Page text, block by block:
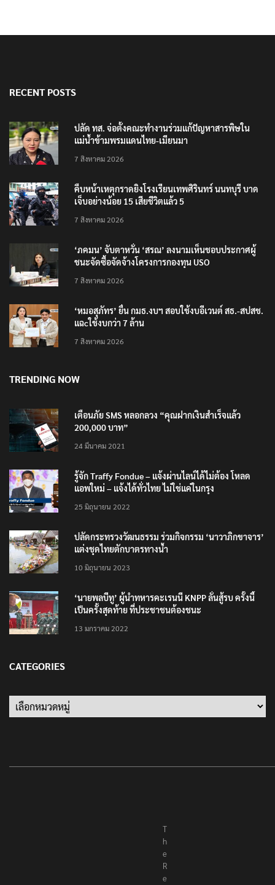
RECENT POSTS
ปลัด ทส. จ่อตั้งคณะทำงานร่วมแก้ปัญหาสารพิษใน
แม่น้ำข้ามพรมแดนไทย-เมียนมา
7 สิงหาคม 2026
คืบหน้าเหตุกราดยิงโรงเรียนเทพศิรินทร์ นนทบุรี บาด
เจ็บอย่างน้อย 15 เสียชีวิตแล้ว 5
7 สิงหาคม 2026
‘ภคมน’ จับตาหวั่น ‘สรณ’ ลงนามเห็นชอบประกาศผู้
ชนะจัดซื้อจัดจ้างโครงการกองทุน USO
7 สิงหาคม 2026
‘หมอสุภัทร’ ยื่น กมธ.งบฯ สอบใช้งบอีเวนต์ สธ.-สปสช.
แฉcใช้งบกว่า 7 ล้าน
7 สิงหาคม 2026
TRENDING NOW
เตือนภัย SMS หลอกลวง “คุณฝากเงินสำเร็จแล้ว
200,000 บาท”
24 มีนาคม 2021
รู้จัก Traffy Fondue – แจ้งผ่านไลน์ได้ไม่ต้อง โหลด
แอพใหม่ – แจ้งได้ทั่วไทย ไม่ใช่แค่ในกรุง
25 มิถุนายน 2022
ปลัดกระทรวงวัฒนธรรม ร่วมกิจกรรม ‘นาวาภิกขาจาร’
แต่งชุดไทยตักบาตรทางน้ำ
10 มิถุนายน 2023
‘นายพลบีทู’ ผู้นำทหารคะเรนนี KNPP ลั่นสู้รบ ครั้งนี้
เป็นครั้งสุดท้าย ที่ประชาชนต้องชนะ
13 มกราคม 2022
CATEGORIES
Categories
T
h
e
R
e